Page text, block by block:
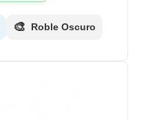
🎨 Roble Oscuro